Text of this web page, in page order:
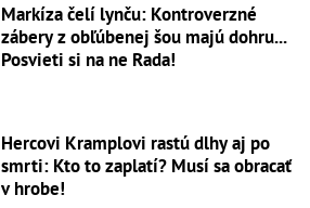
Markíza čelí lynču: Kontroverzné
zábery z obľúbenej šou majú dohru...
Posvieti si na ne Rada!
Hercovi Kramplovi rastú dlhy aj po
smrti: Kto to zaplatí? Musí sa obracať
v hrobe!